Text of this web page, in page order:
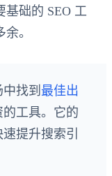
础的 SEO 工
。
找到 最佳出
的工具。它的
提升搜索引